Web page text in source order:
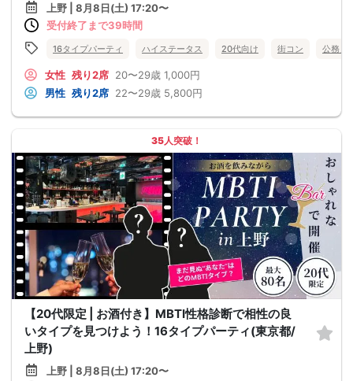
上野 | 8月8日(土) 17:20〜
受付終了まで39時間
16タイプパーティ ハイステータス 20代向け 街コン 公務員
女性 残り2席 20〜29歳 1,000円
男性 残り2席 22〜29歳 5,800円
35人突破！
【20代限定 | お酒付き】MBTI性格診断で相性の良
いタイプを見つけよう！16タイプパーティ(東京都/
上野)
上野 | 8月8日(土) 17:20〜